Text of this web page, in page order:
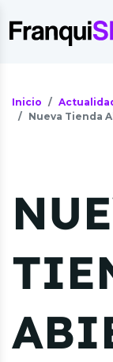
Inicio
Nueva Tienda